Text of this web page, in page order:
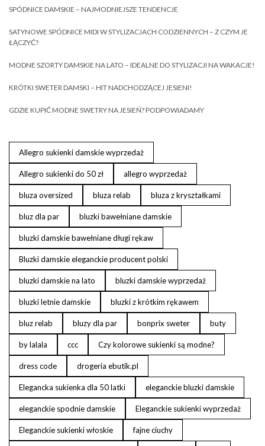
SPÓDNICE DAMSKIE – NAJMODNIEJSZE TENDENCJE
SATYNOWE SPÓDNICE MIDI W STYLIZACJACH CODZIENNYCH – Z CZYM JE
ŁĄCZYĆ?
MODNE SZORTY DAMSKIE NA LATO – IDEALNE DO STYLIZACJI NA WAKACJE!
KRÓTKI SWETER DAMSKI – HIT NADCHODZĄCEJ JESIENI!
GDZIE KUPIĆ MODNE SWETRY NA JESIEŃ? PODPOWIADAMY
Allegro sukienki damskie wyprzedaż
Allegro sukienki do 50 zł allegro wyprzedaż
bluza oversized bluza relab bluza z kryształkami
bluz dla par bluzki bawełniane damskie
bluzki damskie bawełniane długi rękaw
Bluzki damskie eleganckie producent polski
bluzki damskie na lato bluzki damskie wyprzedaż
bluzki letnie damskie bluzki z krótkim rękawem
bluz relab bluzy dla par bonprix sweter buty
by lalala ccc Czy kolorowe sukienki są modne?
dress code drogeria ebutik.pl
Elegancka sukienka dla 50 latki eleganckie bluzki damskie
eleganckie spodnie damskie Eleganckie sukienki wyprzedaż
Eleganckie sukienki włoskie fajne ciuchy